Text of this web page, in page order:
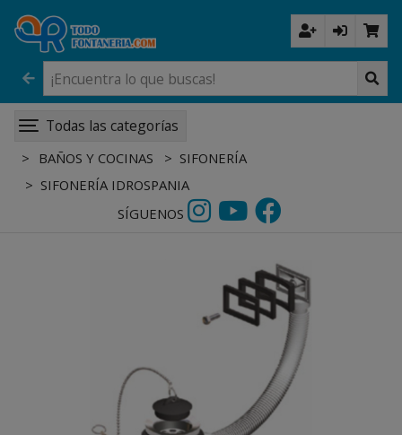
Todas las categorías
BAÑOS Y COCINAS
SIFONERÍA
SIFONERÍA IDROSPANIA
SÍGUENOS